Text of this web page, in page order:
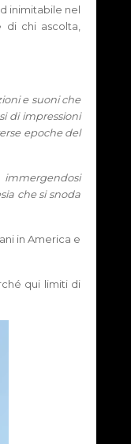
inimitabile nel
chi ascolta,
e suoni che
di impressioni
epoche del
che si snoda
in America e
qui limiti di